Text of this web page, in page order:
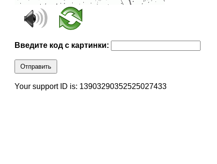
Введите код с картинки:
Отправить
Your support ID is: 13903290352525027433